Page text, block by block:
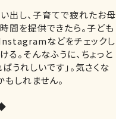
出し、子育てで疲れたお母
間を提供できたら。子ども
などをチェックし
。そんなふうに、ちょっと
うれしいです」。気さくな
しれません。